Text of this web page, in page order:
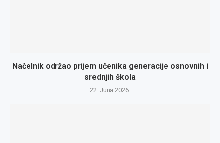
Načelnik održao prijem učenika generacije osnovnih i
srednjih škola
22. Juna 2026.